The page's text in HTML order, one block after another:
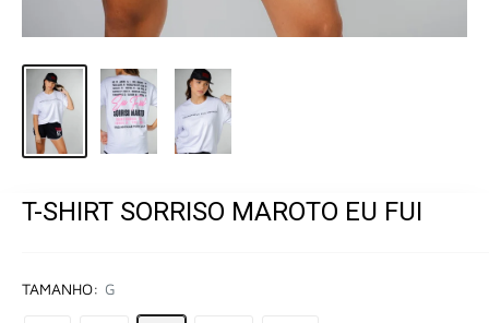
T-SHIRT SORRISO MAROTO EU FUI
TAMANHO: G